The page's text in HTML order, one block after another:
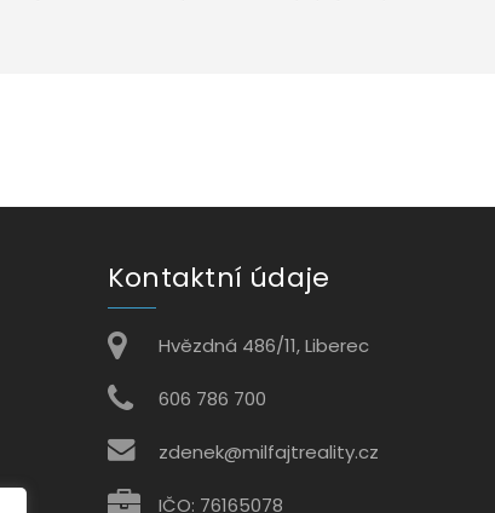
Kontaktní údaje
Hvězdná 486/11, Liberec
606 786 700
zdenek@milfajtreality.cz
IČO: 76165078